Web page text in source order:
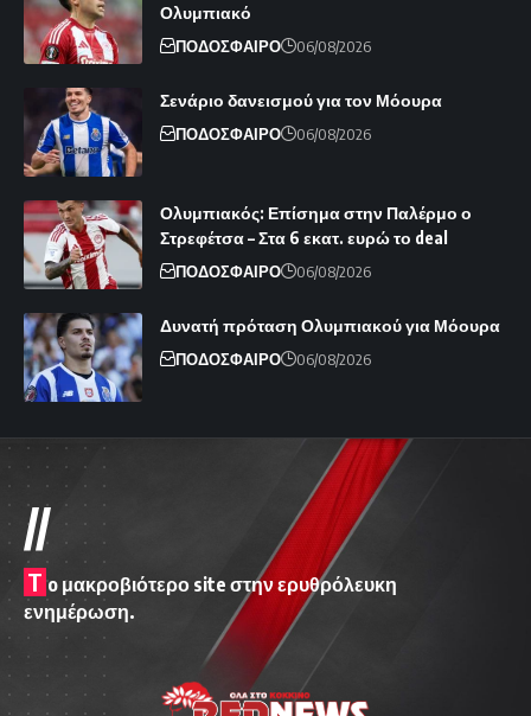
Ολυμπιακό
ΠΟΔΟΣΦΑΙΡΟ 06/08/2026
Σενάριο δανεισμού για τον Μόουρα
ΠΟΔΟΣΦΑΙΡΟ 06/08/2026
Ολυμπιακός: Επίσημα στην Παλέρμο ο
Στρεφέτσα – Στα 6 εκατ. ευρώ το deal
ΠΟΔΟΣΦΑΙΡΟ 06/08/2026
Δυνατή πρόταση Ολυμπιακού για Μόουρα
ΠΟΔΟΣΦΑΙΡΟ 06/08/2026
//
T o μακροβιότερο site στην ερυθρόλευκη
ενημέρωση.